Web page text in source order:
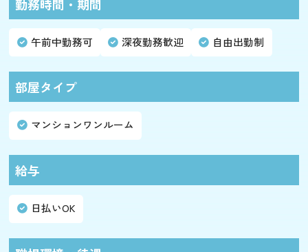
勤務時間・期間
午前中勤務可 深夜勤務歓迎 自由出勤制
部屋タイプ
マンションワンルーム
給与
日払いOK